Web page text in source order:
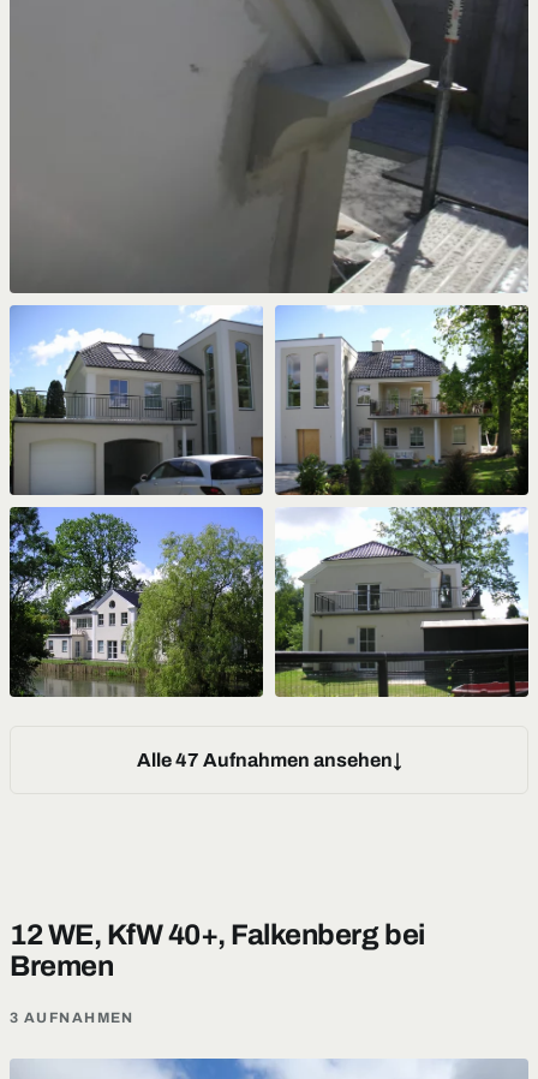
Alle 47 Aufnahmen ansehen
12 WE, KfW 40+, Falkenberg bei
Bremen
3 AUFNAHMEN